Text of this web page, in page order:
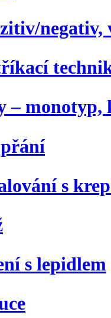
negativ,
– monotyp,
s
s lepidlem